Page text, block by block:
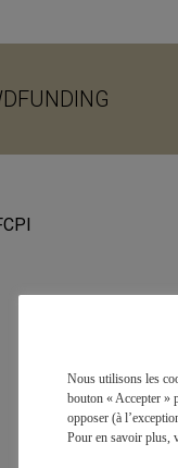
Nous utilisons les
bouton « Accepter »
opposer (à
Pour en savoir plus,